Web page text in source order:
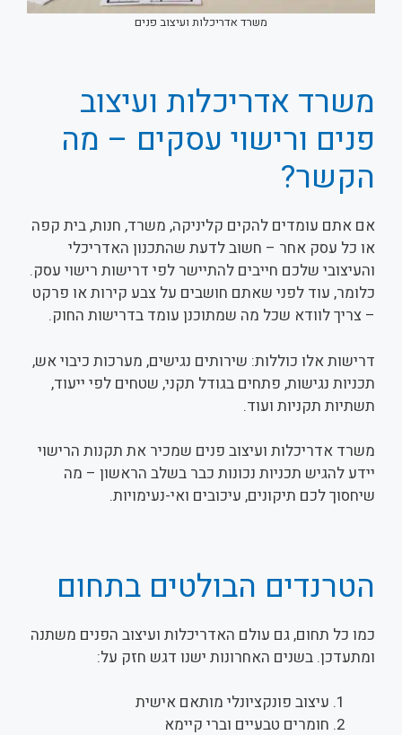
משרד אדריכלות ועיצוב פנים
משרד אדריכלות ועיצוב
פנים ורישוי עסקים – מה
הקשר?
אם אתם עומדים להקים קליניקה, משרד, חנות, בית קפה
או כל עסק אחר – חשוב לדעת שהתכנון האדריכלי
והעיצובי שלכם חייבים להתיישר לפי דרישות רישוי עסק.
כלומר, עוד לפני שאתם חושבים על צבע קירות או פרקט
– צריך לוודא שכל מה שמתוכנן עומד בדרישות החוק.
דרישות אלו כוללות: שירותים נגישים, מערכות כיבוי אש,
תכניות נגישות, פתחים בגודל תקני, שטחים לפי ייעוד,
תשתיות תקניות ועוד.
משרד אדריכלות ועיצוב פנים שמכיר את תקנות הרישוי
יידע להגיש תכניות נכונות כבר בשלב הראשון – מה
שיחסוך לכם תיקונים, עיכובים ואי-נעימויות.
הטרנדים הבולטים בתחום
כמו כל תחום, גם עולם האדריכלות ועיצוב הפנים משתנה
ומתעדכן. בשנים האחרונות ישנו דגש חזק על:
עיצוב פונקציונלי מותאם אישית
חומרים טבעיים וברי קיימא